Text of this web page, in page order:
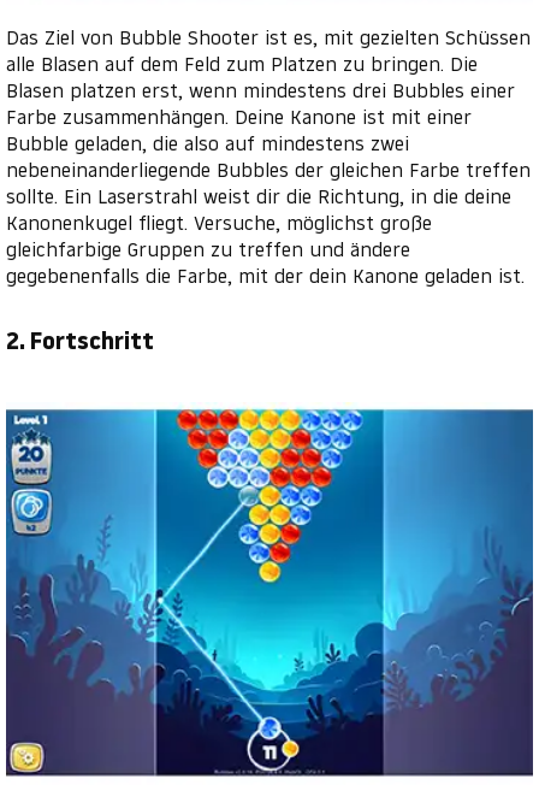
Das Ziel von Bubble Shooter ist es, mit gezielten Schüssen
alle Blasen auf dem Feld zum Platzen zu bringen. Die
Blasen platzen erst, wenn mindestens drei Bubbles einer
Farbe zusammenhängen. Deine Kanone ist mit einer
Bubble geladen, die also auf mindestens zwei
nebeneinanderliegende Bubbles der gleichen Farbe treffen
sollte. Ein Laserstrahl weist dir die Richtung, in die deine
Kanonenkugel fliegt. Versuche, möglichst große
gleichfarbige Gruppen zu treffen und ändere
gegebenenfalls die Farbe, mit der dein Kanone geladen ist.
2. Fortschritt